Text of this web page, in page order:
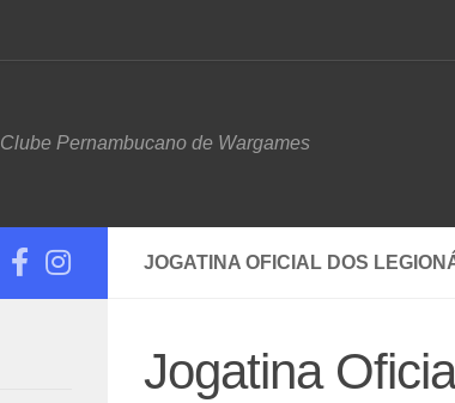
Clube Pernambucano de Wargames
JOGATINA OFICIAL DOS
Jogatina